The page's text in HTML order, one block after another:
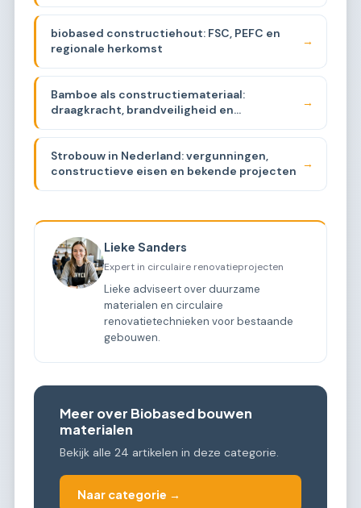
biobased constructiehout: FSC, PEFC en
regionale herkomst
→
Bamboe als constructiemateriaal:
draagkracht, brandveiligheid en
→
Strobouw in Nederland: vergunningen,
constructieve eisen en bekende projecten
→
Lieke Sanders
Expert in circulaire renovatieprojecten
Lieke adviseert over duurzame
materialen en circulaire
renovatietechnieken voor bestaande
gebouwen.
Meer over Biobased bouwen
materialen
Bekijk alle 24 artikelen in deze categorie.
Naar categorie →